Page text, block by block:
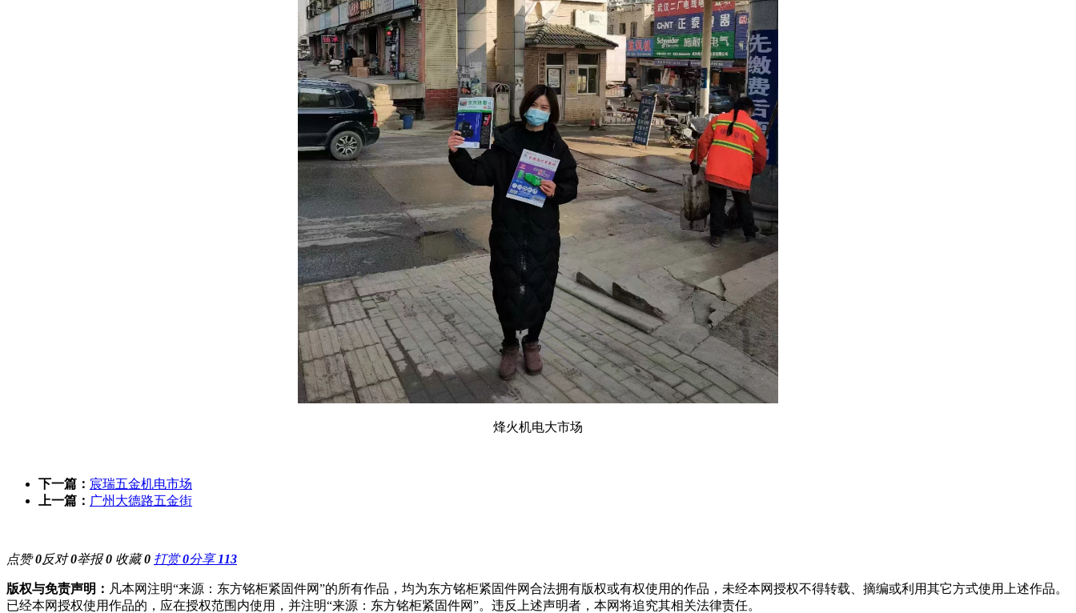
烽火机电大市场
下一篇： 宸瑞五金机电市场
上一篇： 广州大德路五金街
点赞0反对0举报0 收藏0 打赏0分享 113
版权与免责声明： 凡本网注明“来源：东方铭柜紧固件网”的所有作品，均为东方铭柜紧固件网合法拥有版权或有权使用的作品，未经本网授权不得转载、摘编或利用其它方式使用上述作品。
已经本网授权使用作品的，应在授权范围内使用，并注明“来源：东方铭柜紧固件网”。违反上述声明者，本网将追究其相关法律责任。